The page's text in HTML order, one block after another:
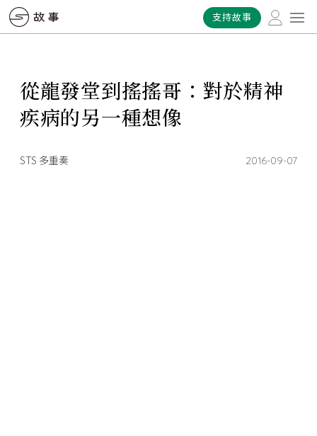
支持故事
從龍發堂到搖搖哥：對於精神
疾病的另一種想像
STS 多重奏 2016-09-07